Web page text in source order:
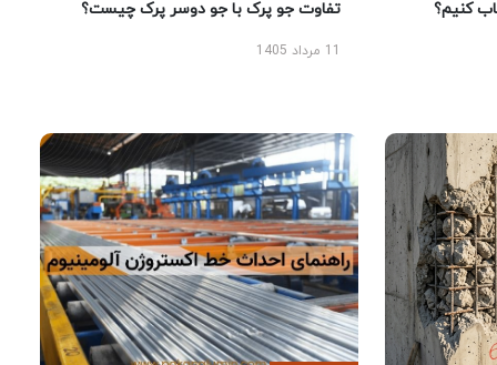
کنیم؟ تفاوت جو پرک با جو دوسر پرک چیست؟